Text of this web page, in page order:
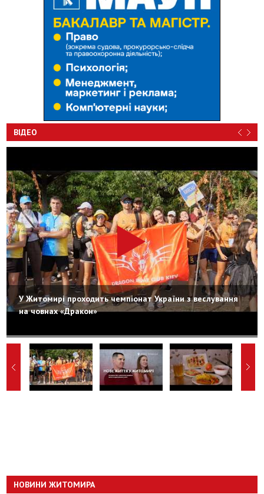
ВІДЕО
У Житомирі проходить чемпіонат України з веслування
на човнах «Дракон»
НОВИНИ ЖИТОМИРА